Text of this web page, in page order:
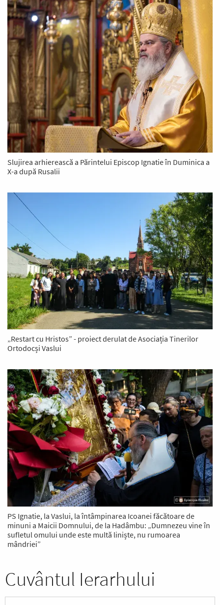
Slujirea arhierească a Părintelui Episcop Ignatie în Duminica a
X-a după Rusalii
„Restart cu Hristos” - proiect derulat de Asociația Tinerilor
Ortodocși Vaslui
PS Ignatie, la Vaslui, la întâmpinarea Icoanei făcătoare de
minuni a Maicii Domnului, de la Hadâmbu: „Dumnezeu vine în
sufletul omului unde este multă liniște, nu rumoarea
mândriei”
Cuvântul Ierarhului